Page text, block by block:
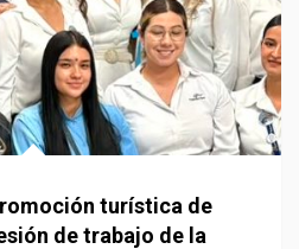
turística de
de trabajo de la